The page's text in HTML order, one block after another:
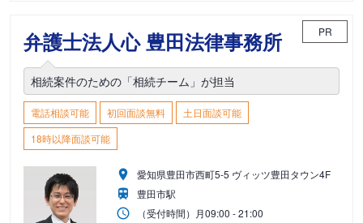
弁護士法人心 豊田法律事務所 PR
相続案件のための「相続チーム」が担当
電話相談可能 初回面談無料
土日面談可能
18時以降面談可能
愛知県豊田市西町5-5 ヴィッツ豊田タウン4F
豊田市駅
（受付時間） 月09:00 - 21:00